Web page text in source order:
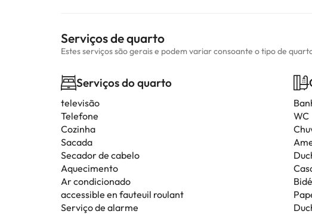
Serviços de quarto
Estes serviços são gerais e podem variar consoante o tipo de
Serviços do quarto
televisão
Telefone
Cozinha
Sacada
Secador de cabelo
Aquecimento
Ar condicionado
accessible en fauteuil roulant
Serviço de alarme
WC
Bidé